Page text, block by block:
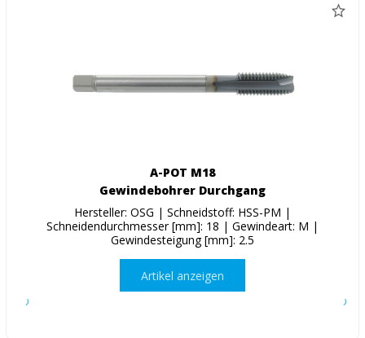
A-POT M18
Gewindebohrer Durchgang
Hersteller: OSG | Schneidstoff: HSS-PM |
Schneidendurchmesser [mm]: 18 | Gewindeart: M |
Gewindesteigung [mm]: 2.5
Artikel anzeigen